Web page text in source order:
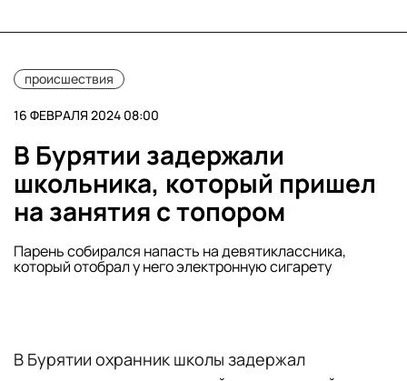
происшествия
16 ФЕВРАЛЯ 2024 08:00
В Бурятии задержали
школьника, который пришел
на занятия с топором
Парень собирался напасть на девятиклассника,
который отобрал у него электронную сигарету
В Бурятии охранник школы задержал